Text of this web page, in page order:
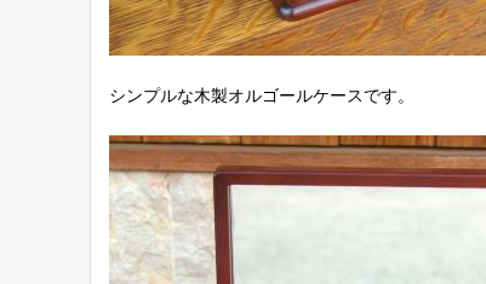
シンプルな木製オルゴールケースです。